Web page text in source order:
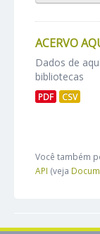
ACERVO
Dados de
bibliotecas
PDF CSV
Você também
API (veja